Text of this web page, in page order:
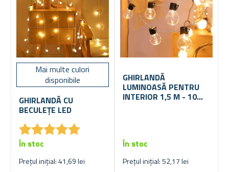
Mai multe culori
disponibile
GHIRLANDĂ CU
BECULEȚE LED
★★★★★
★★★★★
Prețul inițial: 41,69 lei
În stoc
GHIRLANDĂ
LUMINOASĂ PENTRU
INTERIOR 1,5 M - 10
Prețul inițial: 52,17 lei
În stoc